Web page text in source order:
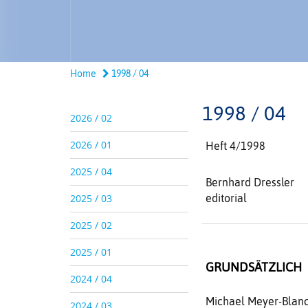
Home 1998 / 04
2026 / 02
2026 / 01
2025 / 04
2025 / 03
2025 / 02
2025 / 01
2024 / 04
1998 / 04
Heft 4/1998
Bernhard Dressler
editorial
GRUNDSÄTZLICH
Michael Meyer-